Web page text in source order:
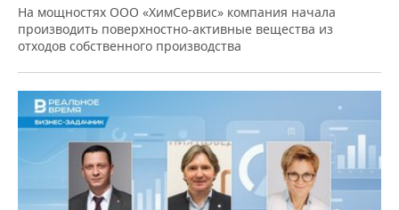
На мощностях ООО «ХимСервис» компания начала
производить поверхностно-активные вещества из
отходов собственного производства